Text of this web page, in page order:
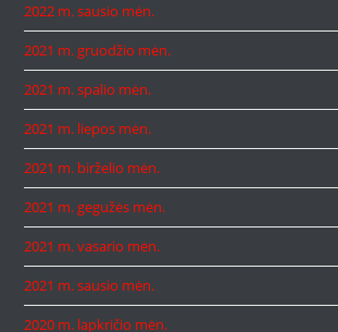
2022 m. sausio mėn.
2021 m. gruodžio mėn.
2021 m. spalio mėn.
2021 m. liepos mėn.
2021 m. birželio mėn.
2021 m. gegužės mėn.
2021 m. vasario mėn.
2021 m. sausio mėn.
2020 m. lapkričio mėn.